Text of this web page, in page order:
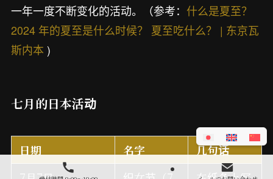
一年一度不断变化的活动。（参考： 什么是夏至？
2024 年的夏至是什么时候？ 夏至吃什么？ | 东京瓦
斯内本 )
七月的日本活动
日期 名字
几句话